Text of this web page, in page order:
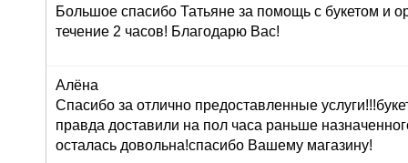
Большое спасибо Татьяне за помощь с букетом и
течение 2 часов! Благодарю Вас!
Алёна
Спасибо за отлично предоставленные
правда доставили на пол часа раньше
осталась довольна!спасибо Вашему магазину!